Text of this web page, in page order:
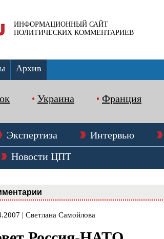
ИНФОРМАЦИОННЫЙ САЙТ
ПОЛИТИЧЕСКИХ КОММЕНТАРИЕВ
Архив
Украина Франция
Экспертиза Интервью
Новости ЦПТ
| Светлана Самойлова